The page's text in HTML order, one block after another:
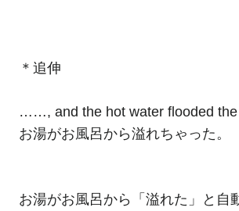
＊追伸
……, and the hot water flooded the
お湯がお風呂から溢れちゃった。
お湯がお風呂から「溢れた」と自